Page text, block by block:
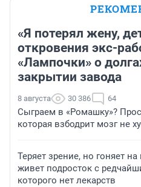
«Я потерял жену,
откровения экс-
«Лампочки» о
закрытии завода
8 августа 30 386 64
Сыграем в «Ромашку»?
которая взбодрит мозг не
Теряет зрение, но гоняет
живет подросток с
которого нет лекарств